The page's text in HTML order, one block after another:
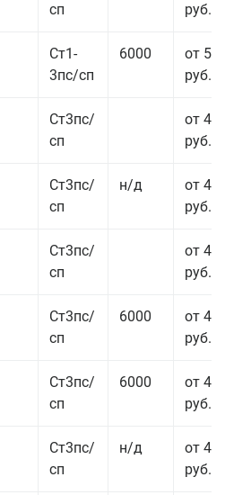
сп
руб.
Ст1-
3пс/сп
6000
от 57
руб.
Ст3пс/
сп
от 43
руб.
Ст3пс/
сп
н/д
от 44
руб.
Ст3пс/
сп
от 48
руб.
Ст3пс/
сп
6000
от 47
руб.
Ст3пс/
сп
6000
от 44
руб.
Ст3пс/
сп
н/д
от 43
руб.